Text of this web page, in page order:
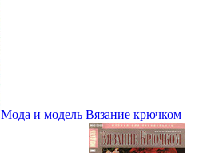
Мода и модель Вязание крючком